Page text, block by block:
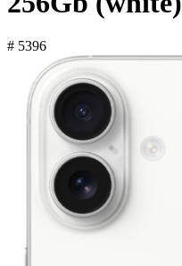
# 5396